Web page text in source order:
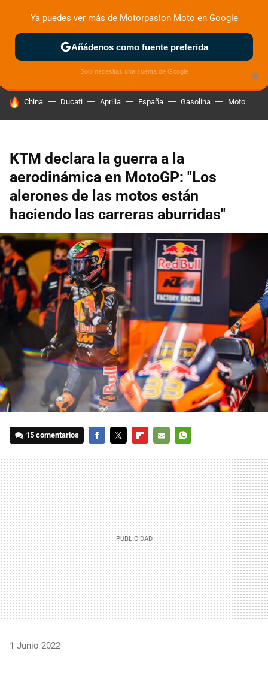
ZONA DE PRUEBAS DEPORTIVAS MOTOS ELÉCTRICAS
HOY SE HABLA DE
China Ducati Aprilia España Gasolina Moto
KTM declara la guerra a la
aerodinámica en MotoGP: "Los
alerones de las motos están
haciendo las carreras aburridas"
15 comentarios
MAIL
1 Junio 2022
×
Ya puedes ver más de Motorpasion Moto en Google
Añádenos como fuente preferida
Solo necesitas una cuenta de Google